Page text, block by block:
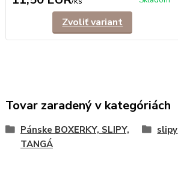
Zvoliť variant
Tovar zaradený v kategóriách
Pánske BOXERKY, SLIPY,
TANGÁ
slipy